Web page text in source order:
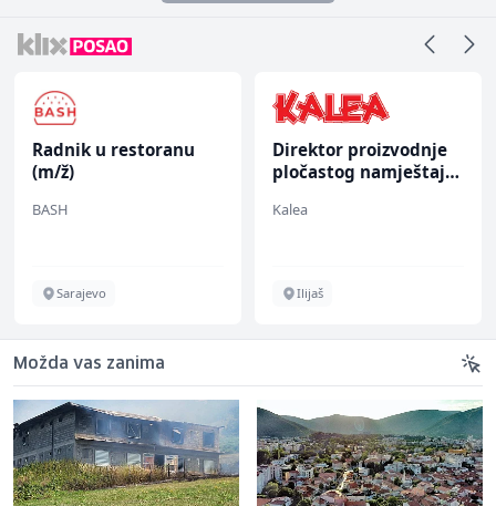
Radnik u restoranu
(m/ž)
BASH
Sarajevo
Direktor proizvodnje
pločastog namještaja
Kalea
Ilijaš
Možda vas zanima